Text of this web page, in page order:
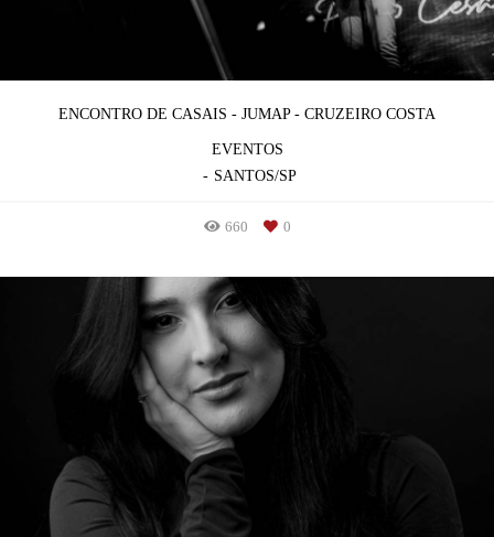
ENCONTRO DE CASAIS - JUMAP - CRUZEIRO COSTA
EVENTOS
SANTOS/SP
660 0